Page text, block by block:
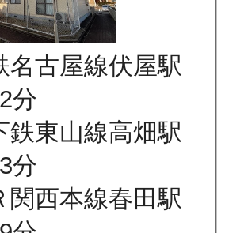
名古屋線伏屋駅
分
鉄東山線高畑駅
分
関西本線春田駅